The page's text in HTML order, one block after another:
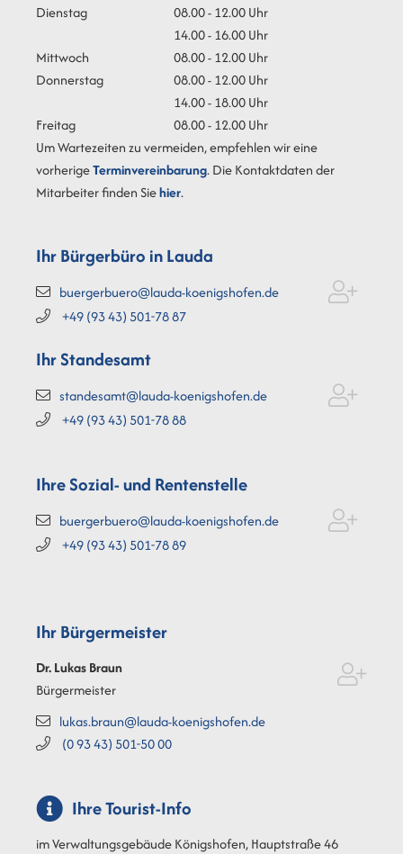
Dienstag
08.00 - 12.00 Uhr
14.00 - 16.00 Uhr
Mittwoch
08.00 - 12.00 Uhr
Donnerstag
08.00 - 12.00 Uhr
14.00 - 18.00 Uhr
Freitag
08.00 - 12.00 Uhr
Um Wartezeiten zu vermeiden, empfehlen wir eine
vorherigeTerminvereinbarung. Die Kontaktdaten der
Mitarbeiter finden Siehier.
Ihr Bürgerbüro in Lauda
buergerbuero@lauda-koenigshofen.de
+49 (9343) 501-7887
Ihr Standesamt
standesamt@lauda-koenigshofen.de
+49 (9343) 501-7888
Ihre Sozial- und Rentenstelle
buergerbuero@lauda-koenigshofen.de
+49 (9343) 501-7889
Ihr Bürgermeister
Dr. LukasBraun
Bürgermeister
lukas.braun@lauda-koenigshofen.de
(09343) 501-5000
Ihre Tourist-Info
im Verwaltungsgebäude Königshofen, Hauptstraße 46